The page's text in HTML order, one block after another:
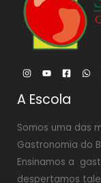
A Escola
Somos uma das
Gastronomia do
Ensinamos a
despertamos